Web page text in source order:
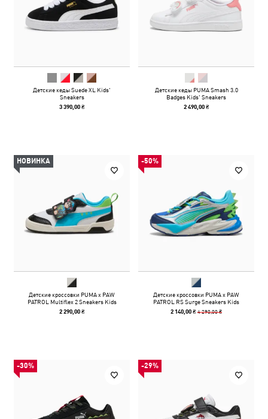
Детские кеды Suede XL Kids'
Sneakers
3 390,00 ₴
Детские кеды PUMA Smash 3.0
Badges Kids' Sneakers
2 490,00 ₴
НОВИНКА
Детские кроссовки PUMA x PAW
PATROL Multiflex 2 Sneakers Kids
2 290,00 ₴
-50%
Детские кроссовки PUMA x PAW
PATROL RS Surge Sneakers Kids
2 140,00 ₴4 290,00 ₴
-30% -29%